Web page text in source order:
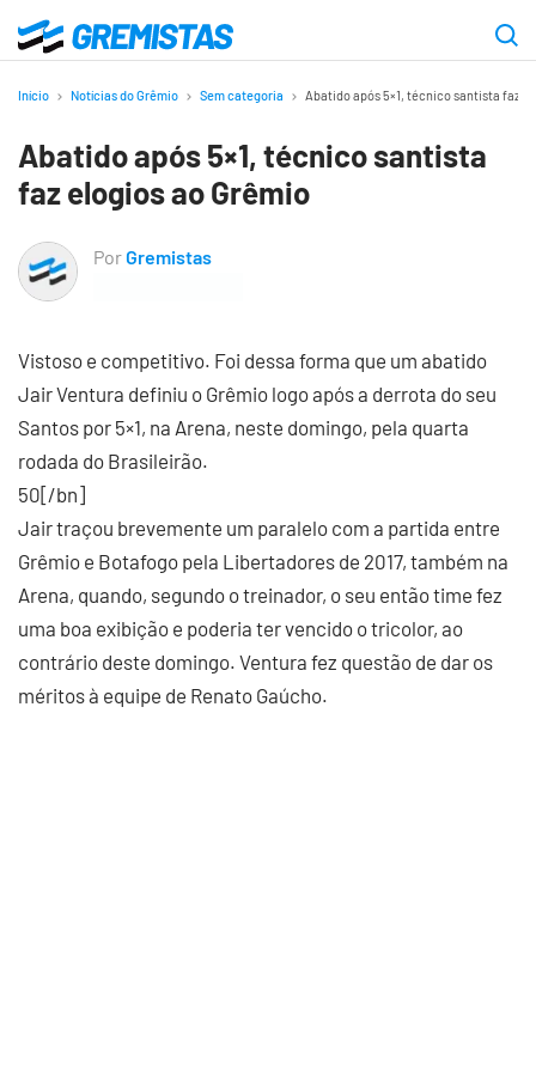
para
principal
Gremistas
Início Notícias do Grêmio Sem categoria Abatido após 5×1, técnico santista faz
Abatido após 5×1, técnico santista
faz elogios ao Grêmio
PorGremistas
Vistoso e competitivo. Foi dessa forma que um abatido
Jair Ventura definiu o Grêmio logo após a derrota do seu
Santos por 5×1, na Arena, neste domingo, pela quarta
rodada do Brasileirão.
50[/bn]
Jair traçou brevemente um paralelo com a partida entre
Grêmio e Botafogo pela Libertadores de 2017, também na
Arena, quando, segundo o treinador, o seu então time fez
uma boa exibição e poderia ter vencido o tricolor, ao
contrário deste domingo. Ventura fez questão de dar os
méritos à equipe de Renato Gaúcho.